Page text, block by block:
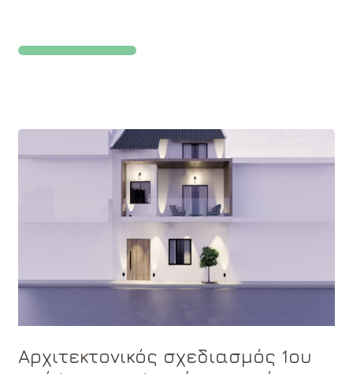
Αρχιτεκτονικός σχεδιασμός 1ου